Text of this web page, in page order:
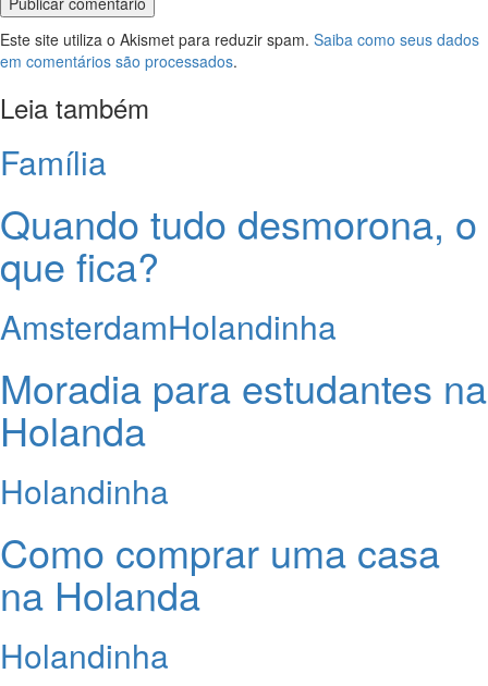
Este site utiliza o Akismet para reduzir spam. Saiba como seus dados
em comentários são processados.
Leia também
Família
Quando tudo desmorona, o
que fica?
AmsterdamHolandinha
Moradia para estudantes na
Holanda
Holandinha
Como comprar uma casa
na Holanda
Holandinha